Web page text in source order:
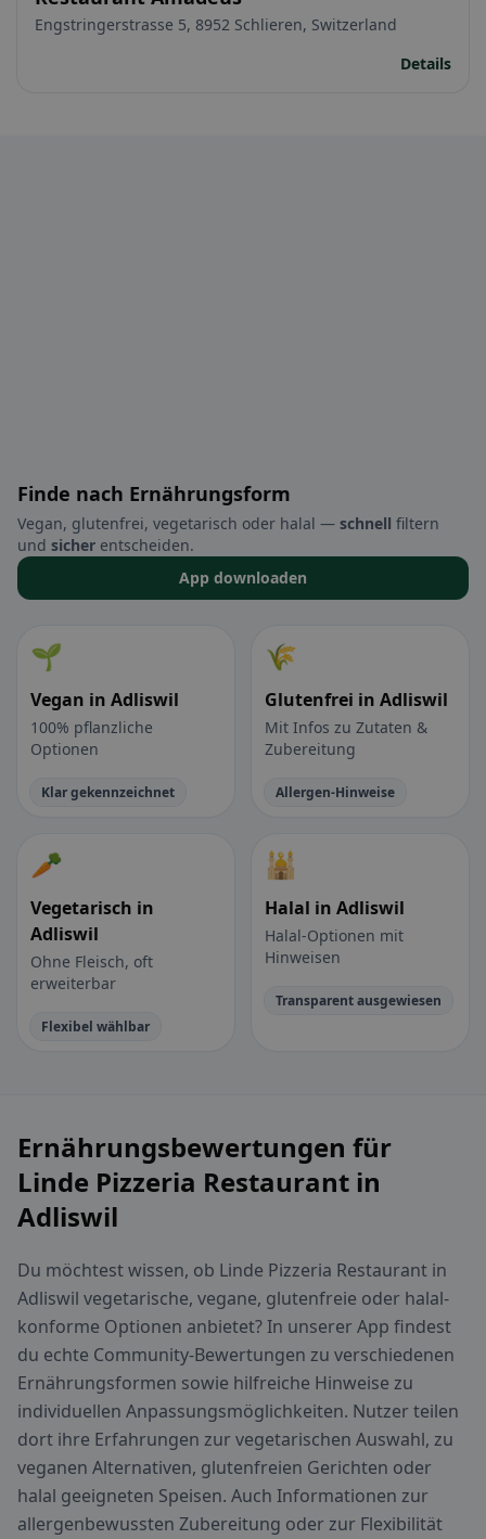
Engstringerstrasse 5, 8952 Schlieren, Switzerland
Details
Finde nach Ernährungsform
Vegan, glutenfrei, vegetarisch oder halal — schnell filtern
und sicher entscheiden.
App downloaden
🌱
Vegan in Adliswil
100% pflanzliche
Optionen
Klar gekennzeichnet
🌾
Glutenfrei in Adliswil
Mit Infos zu Zutaten &
Zubereitung
Allergen-Hinweise
🥕
Vegetarisch in
Adliswil
Ohne Fleisch, oft
erweiterbar
Flexibel wählbar
🕌
Halal in Adliswil
Halal-Optionen mit
Hinweisen
Transparent ausgewiesen
Ernährungsbewertungen für
Linde Pizzeria Restaurant in
Adliswil
Du möchtest wissen, ob Linde Pizzeria Restaurant in
Adliswil vegetarische, vegane, glutenfreie oder halal-
konforme Optionen anbietet? In unserer App findest
du echte Community-Bewertungen zu verschiedenen
Ernährungsformen sowie hilfreiche Hinweise zu
individuellen Anpassungsmöglichkeiten. Nutzer teilen
dort ihre Erfahrungen zur vegetarischen Auswahl, zu
veganen Alternativen, glutenfreien Gerichten oder
halal geeigneten Speisen. Auch Informationen zur
allergenbewussten Zubereitung oder zur Flexibilität